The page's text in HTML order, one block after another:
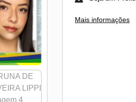
Mais informações